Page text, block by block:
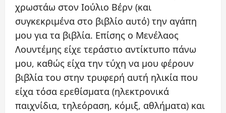
χρωστάω στον Ιούλιο Βέρν (και
συγκεκριμένα στο βιβλίο αυτό) την αγάπη
μου για τα βιβλία. Επίσης ο Μενέλαος
Λουντέμης είχε τεράστιο αντίκτυπο πάνω
μου, καθώς είχα την τύχη να μου φέρουν
βιβλία του στην τρυφερή αυτή ηλικία που
είχα τόσα ερεθίσματα (ηλεκτρονικά
παιχνίδια, τηλεόραση, κόμιξ, αθλήματα) και